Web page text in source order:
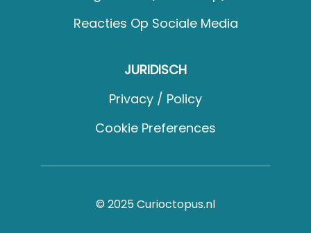
Reacties Op Sociale Media
JURIDISCH
Privacy / Policy
Cookie Preferences
© 2025 Curioctopus.nl